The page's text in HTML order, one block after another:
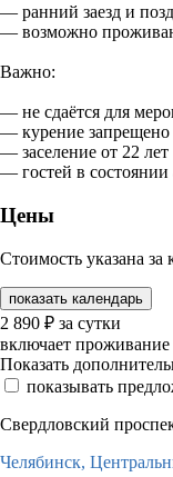
— ранний заезд и
— возможно
Важно:
— не сдаётся для
— курение запрещено
— заселение от 22 лет
— гостей в состоянии
Цены
Стоимость указана
показать календарь
2 890 ₽ за сутки
включает проживание
Показать
показывать
Свердловский
Челябинск,